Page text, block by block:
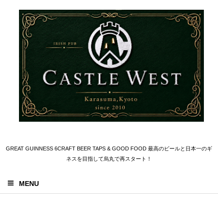
GREAT GUINNESS 6CRAFT BEER TAPS & GOOD FOOD 最高のビールと日本一のギ
ネスを目指して烏丸で再スタート！
MENU